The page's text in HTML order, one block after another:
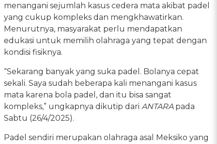
menangani sejumlah kasus cedera mata akibat padel
yang cukup kompleks dan mengkhawatirkan.
Menurutnya, masyarakat perlu mendapatkan
edukasi untuk memilih olahraga yang tepat dengan
kondisi fisiknya.
“Sekarang banyak yang suka padel. Bolanya cepat
sekali. Saya sudah beberapa kali menangani kasus
mata karena bola padel, dan itu bisa sangat
kompleks,” ungkapnya dikutip dari ANTARApada
Sabtu (26/4/2025).
Padel sendiri merupakan olahraga asal Meksiko yang